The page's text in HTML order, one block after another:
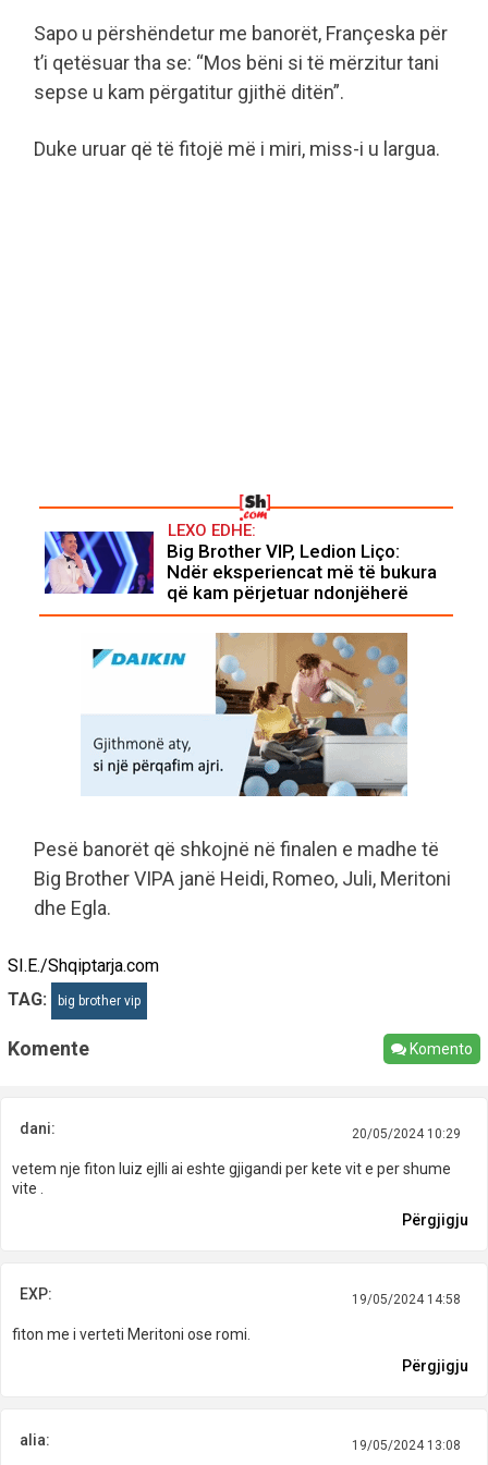
Sapo u përshëndetur me banorët, Françeska për
t’i qetësuar tha se: “Mos bëni si të mërzitur tani
sepse u kam përgatitur gjithë ditën”.
Duke uruar që të fitojë më i miri, miss-i u largua.
LEXO EDHE:
Big Brother VIP, Ledion Liço:
Ndër eksperiencat më të bukura
që kam përjetuar ndonjëherë
Pesë banorët që shkojnë në finalen e madhe të
Big Brother VIPA janë Heidi, Romeo, Juli, Meritoni
dhe Egla.
SI.E./Shqiptarja.com
TAG:
big brother vip
Komente Komento
dani: 20/05/2024 10:29
vetem nje fiton luiz ejlli ai eshte gjigandi per kete vit e per shume
vite .
Përgjigju
EXP: 19/05/2024 14:58
fiton me i verteti Meritoni ose romi.
Përgjigju
alia: 19/05/2024 13:08